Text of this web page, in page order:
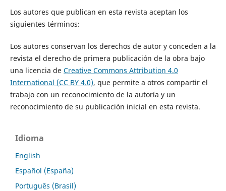
Los autores que publican en esta revista aceptan los
siguientes términos:
Los autores conservan los derechos de autor y conceden a la
revista el derecho de primera publicación de la obra bajo
una licencia de Creative Commons Attribution 4.0
International (CC BY 4.0), que permite a otros compartir el
trabajo con un reconocimiento de la autoría y un
reconocimiento de su publicación inicial en esta revista.
Idioma
English
Español (España)
Português (Brasil)